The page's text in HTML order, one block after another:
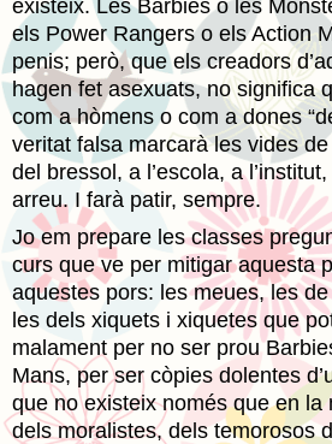
existeix. Les Barbies o les
els Power Rangers o els Action
penis; però, que els creadors
hagen fet asexuats, no significa
com a hòmens o com a dones
veritat falsa marcarà les vides
del bressol, a l’escola, a
arreu. I farà patir, sempre.
Jo em prepare les classes
curs que ve per mitigar aquesta
aquestes pors: les meues, les
les dels xiquets i xiquetes que
malament per no ser prou
Mans, per ser còpies dolentes
que no existeix només que en la
dels moralistes, dels temorosos